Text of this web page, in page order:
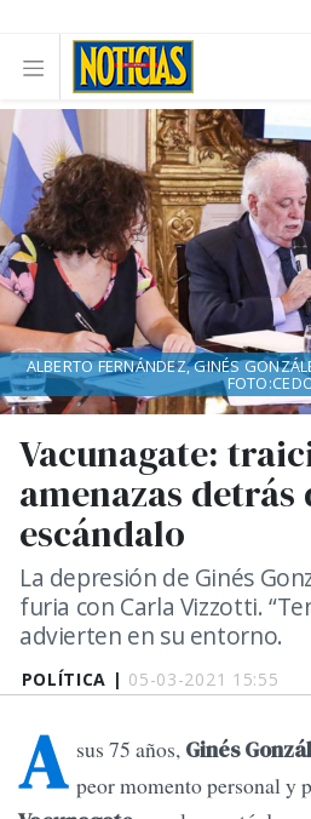
POLÍTICA | 05-03-2021 15:55
Vacunagate:
amenazas detrás
escándalo
La depresión de Ginés
furia con Carla Vizzotti.
advierten en su entorno.
ALBERTO FERNÁNDEZ, GINÉS
A sus 75 años, Ginés
peor momento personal y